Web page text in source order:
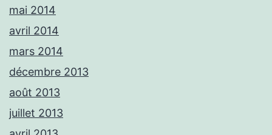
mai 2014
avril 2014
mars 2014
décembre 2013
août 2013
juillet 2013